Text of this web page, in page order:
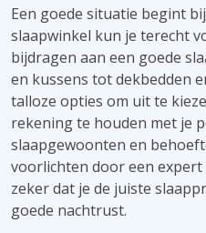
Een goede situatie begint
slaapwinkel kun je terecht
bijdragen aan een goede
en kussens tot dekbedden
talloze opties om uit te
rekening te houden met je
slaapgewoonten en
voorlichten door een expert
zeker dat je de juiste
goede nachtrust.